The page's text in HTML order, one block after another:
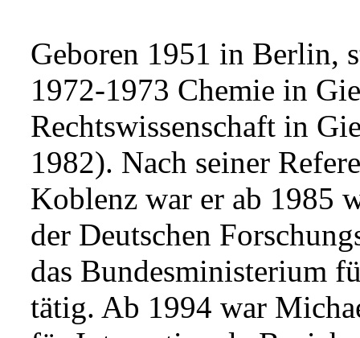
Geboren 1951 in Berlin,
1972-1973 Chemie in
Rechtswissenschaft in
1982). Nach seiner
Koblenz war er ab 1985
der Deutschen
das Bundesministerium
tätig. Ab 1994 war